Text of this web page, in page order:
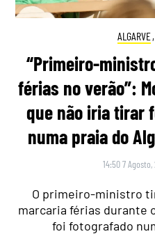
ALGARVE,
“Primeiro-
férias no verão”:
que não iria tirar
numa praia do
14:50 7 Agosto,
O primeiro-ministro
marcaria férias durante
foi fotografado